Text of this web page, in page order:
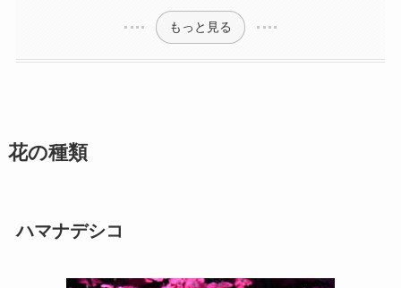
もっと見る
花の種類
ハマナデシコ